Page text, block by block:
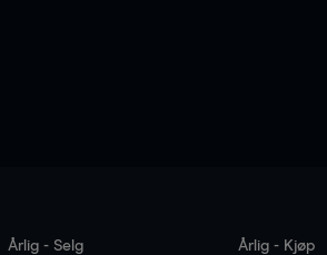
Årlig - Selg Årlig - Kjøp